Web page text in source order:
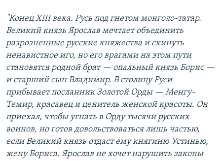
"Конец XIII века. Русь под гнетом монголо-татар.
Великий князь Ярослав мечтает объединить
разрозненные русские княжества и скинуть
ненавистное иго, но его врагами на этом пути
становятся родной брат — опальный князь Борис —
и старший сын Владимир. В столицу Руси
прибывает посланник Золотой Орды — Менгу-
Темир, красавец и ценитель женской красоты. Он
приехал, чтобы угнать в Орду тысячи русских
воинов, но готов довольствоваться лишь частью,
если Великий князь отдаст ему княгиню Устинью,
жену Бориса. Ярослав не хочет нарушить законы